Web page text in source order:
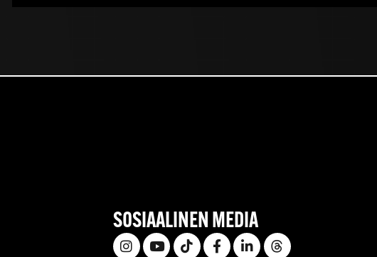
SOSIAALINEN MEDIA